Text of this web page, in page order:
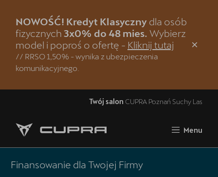
NOWOŚĆ! Kredyt Klasyczny dla osób
fizycznych 3x0% do 48 mies. Wybierz
model i poproś o ofertę - Kliknij tutaj
// RRSO 1,50% - wynika z ubezpieczenia
komunikacyjnego.
Twój salon CUPRA Poznań Suchy Las
Menu
Zamknij
Strona główna
Modele CUPRA
Jazda próbna CUPRĄ
Oferta i aktualności
Finansowanie dla Twojej Firmy